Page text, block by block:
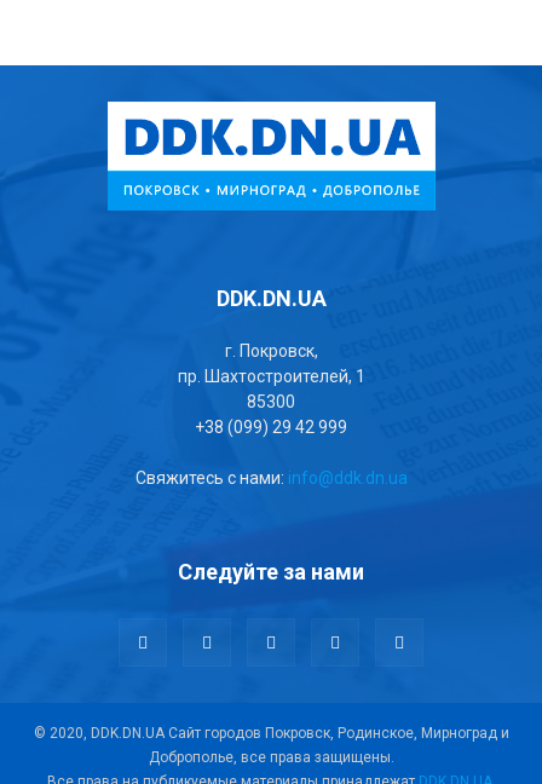
DDK.DN.UA
г. Покровск,
пр. Шахтостроителей, 1
85300
+38 (099) 29 42 999
Свяжитесь с нами: info@ddk.dn.ua
Следуйте за нами
© 2020, DDK.DN.UA Сайт городов Покровск, Родинское, Мирноград и
Доброполье, все права защищены.